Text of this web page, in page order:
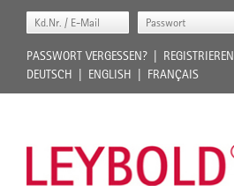
PASSWORT VERGESSEN?
REGISTRIEREN
DEUTSCH
ENGLISH FRANÇAIS